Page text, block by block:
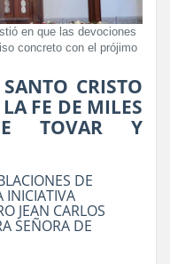
en que las devociones
concreto con el prójimo
CRISTO
FE DE MILES
TOVAR Y
DE
INICIATIVA
JEAN CARLOS
SEÑORA DE